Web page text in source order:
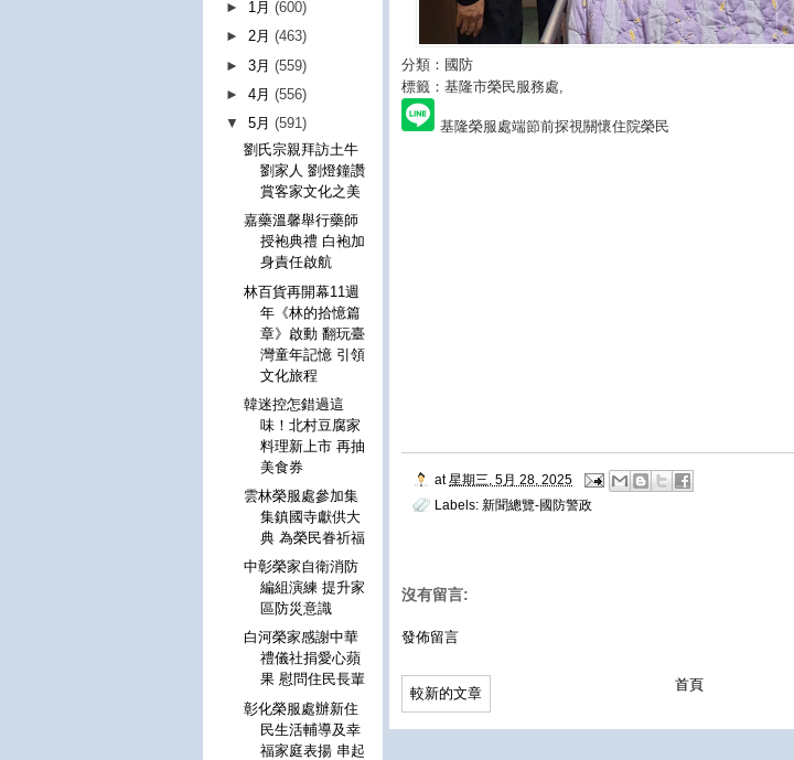
分類：國防
標籤：基隆市榮民服務處
基隆榮服處端節前探視關懷住院榮民
at 星期三, 5月 28, 2025
Labels: 新聞總覽-國防警政
沒有留言:
發佈留言
較新的文章
首頁
► 1月(600)
►2月(463)
►3月(559)
►4月(556)
▼5月(591)
劉氏宗親拜訪土牛
劉家人 劉燈鐘讚
賞客家文化之美
嘉藥溫馨舉行藥師
授袍典禮 白袍加
身責任啟航
林百貨再開幕11週
年《林的拾憶篇
章》啟動 翻玩臺
灣童年記憶 引領
文化旅程
韓迷控怎錯過這
味！北村豆腐家
料理新上市 再抽
美食券
雲林榮服處參加集
集鎮國寺獻供大
典 為榮民眷祈福
中彰榮家自衛消防
編組演練 提升家
區防災意識
白河榮家感謝中華
禮儀社捐愛心蘋
果 慰問住民長輩
彰化榮服處辦新住
民生活輔導及幸
福家庭表揚 串起